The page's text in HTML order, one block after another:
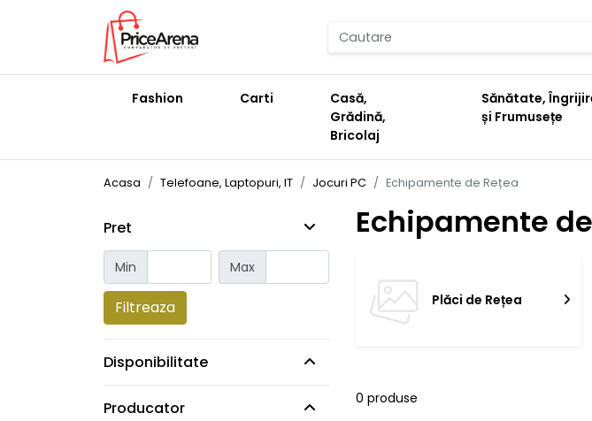
Fashion Carti
Casă,
Grădină,
Bricolaj
Sănătate,
și Frumusețe
Acasa Telefoane, Laptopuri, IT Jocuri PC Echipamente de Rețea
Pret
Min Max
Filtreaza
Disponibilitate
Producator
Echipamente
Plăci de Rețea
0 produse